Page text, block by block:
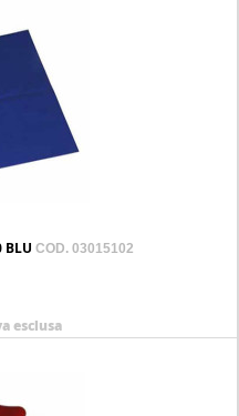
BLU COD. 03015102
esclusa